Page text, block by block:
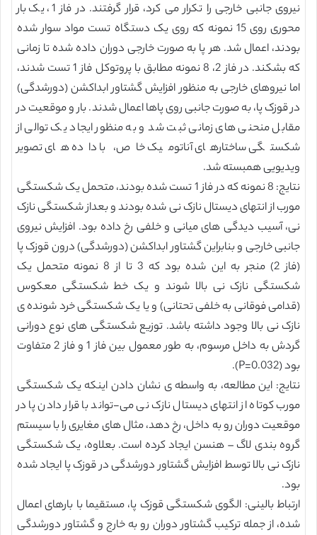
نیروی جانبی خارجی را تکرار می کرد، قرار گرفتند. در فاز 1، یک بار
محوری روی 15 نمونه که روی یک دستگاه تست مواد سوار شده
بودند، اعمال شد. هر پا به صورت خارجی دوران داده شده تا زمانی
که بشکند. در فاز 2، 8 نمونه مطابق با پروتوکل فاز 1 تست شدند،
اما نیروهای خارجی به منظور افزایش گشتاور ابداکشن (دورشدگی)
در قوزک پا، به صورت جانبی روی پاها اعمال شدند. بار و موقعیت در
مقابل منحنی های زمانی ثبت شد و به منظور ایجاد یک توالی از
شکستگی ساختارهای آناتومیک خاص، با داده های تصویر
ویدیویی همبسته شد.
نتایج: 8 نمونه که در فاز 1 تست شده بودند، متحمل یک شکستگی
مورب از انتهای دیستال نازک نی شده بودند و بعداز شکستگی نازک
نی، آسیب دیدگی های میانی و خلفی رخ داده بود. افزایش نیروی
جانبی خارجی و بنابراین گشتاور ابداکشن (دورشدگی) درون قوزک پا
(فاز 2) منجر به این شده بود که 3 تا از 8 نمونه متحمل یک
شکستگی نازک نی بالا شوند و یک خط شکستگی معکوس
(قدامی فوقانی به خلفی تحتانی) و یا یک شکستگی خرد شونده ی
نازک نی بالا وجود داشته باشد. توزیع شکستگی های نوع دورانی
گردش به داخل مرسوم، به طور معمول بین فاز 1 و فاز 2 متفاوت
بود (P=0.032).
نتایج: این مطالعه، به واسطه ی نشان دادن اینکه یک شکستگی
مورب کوتاه از انتهای دیستال نازک نی می-تواند با قرار دادن پا در
موقعیت دوران رو به داخل، رخ دهد، مثال های مغایری را با سیستم
گروه بندی لاگ – هنسن ایجاد کرده است. بعلاوه، یک شکستگی
نازک نی بالا توسط افزایش گشتاور دورشدگی در قوزک پا ایجاد شده
بود.
ارتباط بالینی: الگوی شکستگی قوزک پا، مستقیما با بارهای اعمال
شده، از جمله ترکیب گشتاور دوران رو به خارج و گشتاور دورشدگی